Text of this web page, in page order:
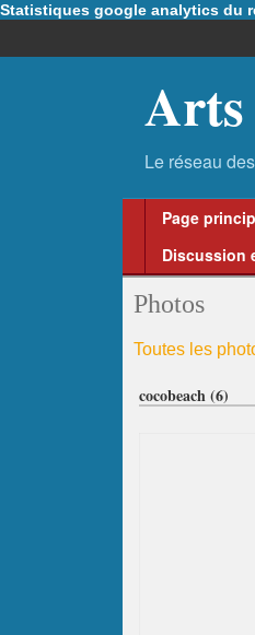
Statistiques google analytics du
Arts
Page
Discussion
Photos
Toutes les
cocobeach (6)